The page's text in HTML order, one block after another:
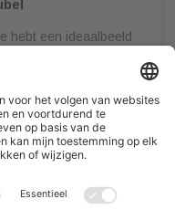
hebt een ideaalbeeld
om al jouw
dat je jouw
en op schaal
verrassingen te